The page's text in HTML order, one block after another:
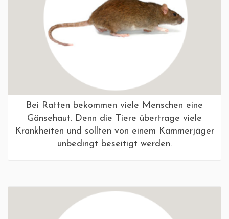
Bei Ratten bekommen viele Menschen eine
Gänsehaut. Denn die Tiere übertrage viele
Krankheiten und sollten von einem Kammerjäger
unbedingt beseitigt werden.